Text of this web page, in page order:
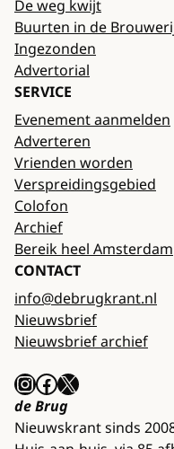
De weg kwijt
Buurten in de
Ingezonden
Advertorial
SERVICE
Evenement aanmelden
Adverteren
Vrienden worden
Verspreidingsgebied
Colofon
Archief
Bereik heel Amsterdam
CONTACT
info@debrugkrant.nl
Nieuwsbrief
Nieuwsbrief archief
InstagramFacebook X
de Brug
Nieuwskrant sinds